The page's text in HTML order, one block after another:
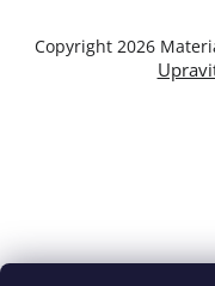
Copyright 2026